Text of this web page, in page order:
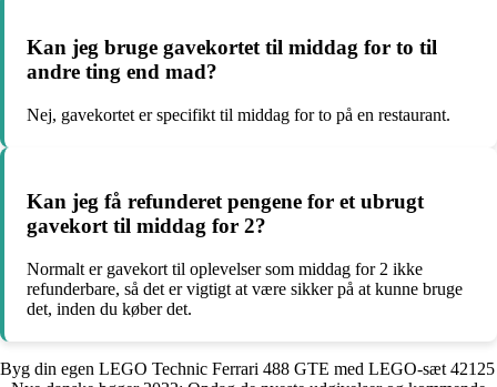
Kan jeg bruge gavekortet til middag for to til
andre ting end mad?
Nej, gavekortet er specifikt til middag for to på en restaurant.
Kan jeg få refunderet pengene for et ubrugt
gavekort til middag for 2?
Normalt er gavekort til oplevelser som middag for 2 ikke
refunderbare, så det er vigtigt at være sikker på at kunne bruge
det, inden du køber det.
Byg din egen LEGO Technic Ferrari 488 GTE med LEGO-sæt 42125